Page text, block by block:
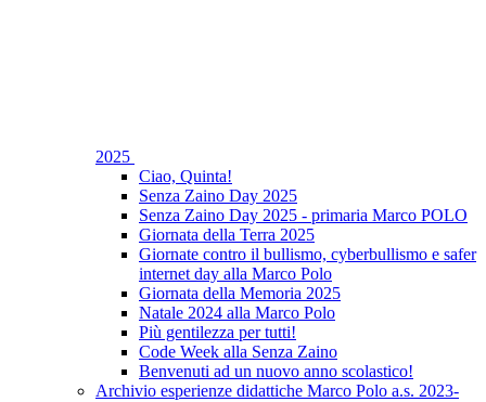
2025
Ciao, Quinta!
Senza Zaino Day 2025
Senza Zaino Day 2025 - primaria Marco POLO
Giornata della Terra 2025
Giornate contro il bullismo, cyberbullismo e safer
internet day alla Marco Polo
Giornata della Memoria 2025
Natale 2024 alla Marco Polo
Più gentilezza per tutti!
Code Week alla Senza Zaino
Benvenuti ad un nuovo anno scolastico!
Archivio esperienze didattiche Marco Polo a.s. 2023-